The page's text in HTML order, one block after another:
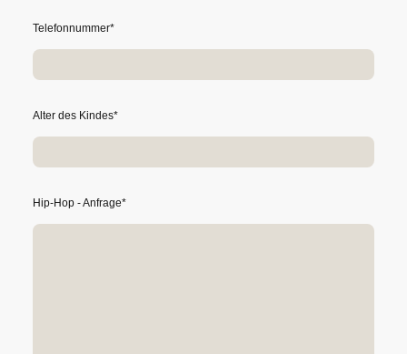
Telefonnummer*
Alter des Kindes*
Hip-Hop - Anfrage*